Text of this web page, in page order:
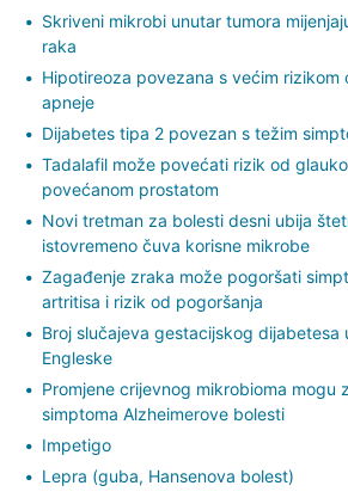
Skriveni mikrobi unutar tumora
raka
Hipotireoza povezana s većim rizikom
apneje
Dijabetes tipa 2 povezan s težim
Tadalafil može povećati rizik od
povećanom prostatom
Novi tretman za bolesti desni ubija
istovremeno čuva korisne mikrobe
Zagađenje zraka može pogoršati
artritisa i rizik od pogoršanja
Broj slučajeva gestacijskog dijabetesa
Engleske
Promjene crijevnog mikrobioma mogu
simptoma Alzheimerove bolesti
Impetigo
Lepra (guba, Hansenova bolest)